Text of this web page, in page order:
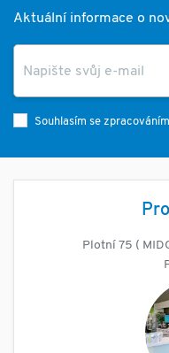
Aktuální informace o
Souhlasím se
Plotní 75 (